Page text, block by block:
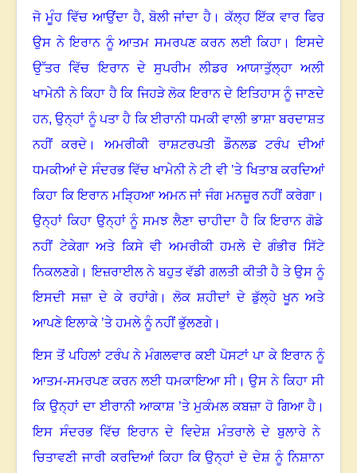
ਜੋ ਮੂੰਹ ਵਿੱਚ ਆਉਂਦਾ ਹੈ, ਬੋਲੀ ਜਾਂਦਾ ਹੈ। ਕੱਲ੍ਹ ਇੱਕ ਵਾਰ ਫਿਰ
ਉਸ ਨੇ ਇਰਾਨ ਨੂੰ ਆਤਮ ਸਮਰਪਣ ਕਰਨ ਲਈ ਕਿਹਾ। ਇਸਦੇ
ਉੱਤਰ ਵਿੱਚ ਇਰਾਨ ਦੇ ਸੁਪਰੀਮ ਲੀਡਰ ਆਯਾਤੁੱਲ੍ਹਾ ਅਲੀ
ਖਾਮੇਨੀ ਨੇ ਕਿਹਾ ਹੈ ਕਿ ਜਿਹੜੇ ਲੋਕ ਇਰਾਨ ਦੇ ਇਤਿਹਾਸ ਨੂੰ ਜਾਣਦੇ
ਹਨ,ਉਨ੍ਹਾਂ ਨੂੰ ਪਤਾ ਹੈ ਕਿ ਈਰਾਨੀ ਧਮਕੀ ਵਾਲੀ ਭਾਸ਼ਾ ਬਰਦਾਸ਼ਤ
ਨਹੀਂ ਕਰਦੇ ।ਅਮਰੀਕੀ ਰਾਸ਼ਟਰਪਤੀ ਡੌਨਲਡ ਟਰੰਪ ਦੀਆਂ
ਧਮਕੀਆਂ ਦੇ ਸੰਦਰਭ ਵਿੱਚ ਖਾਮੇਨੀ ਨੇ ਟੀ ਵੀ ’ਤੇ ਖਿਤਾਬ ਕਰਦਿਆਂ
ਕਿਹਾ ਕਿ ਇਰਾਨ ਮੜ੍ਹਿਆ ਅਮਨ ਜਾਂ ਜੰਗ ਮਨਜ਼ੂਰ ਨਹੀਂ ਕਰੇਗਾ ।
ਉਨ੍ਹਾਂ ਕਿਹਾ ਉਨ੍ਹਾਂ ਨੂੰ ਸਮਝ ਲੈਣਾ ਚਾਹੀਦਾ ਹੈ ਕਿ ਇਰਾਨ ਗੋਡੇ
ਨਹੀਂ ਟੇਕੇਗਾ ਅਤੇ ਕਿਸੇ ਵੀ ਅਮਰੀਕੀ ਹਮਲੇ ਦੇ ਗੰਭੀਰ ਸਿੱਟੇ
ਨਿਕਲਣਗੇ।ਇਜ਼ਰਾਈਲ ਨੇ ਬਹੁਤ ਵੱਡੀ ਗਲਤੀ ਕੀਤੀ ਹੈ ਤੇ ਉਸ ਨੂੰ
ਇਸਦੀ ਸਜ਼ਾ ਦੇ ਕੇ ਰਹਾਂਗੇ।ਲੋਕ ਸ਼ਹੀਦਾਂ ਦੇ ਡੁੱਲ੍ਹੇ ਖੂਨ ਅਤੇ
ਆਪਣੇ ਇਲਾਕੇ ’ਤੇ ਹਮਲੇ ਨੂੰ ਨਹੀਂ ਭੁੱਲਣਗੇ।
ਇਸ ਤੋਂ ਪਹਿਲਾਂ ਟਰੰਪ ਨੇ ਮੰਗਲਵਾਰ ਕਈ ਪੋਸਟਾਂ ਪਾ ਕੇ ਇਰਾਨ ਨੂੰ
ਆਤਮ-ਸਮਰਪਣ ਕਰਨ ਲਈ ਧਮਕਾਇਆ ਸੀ।ਉਸ ਨੇ ਕਿਹਾ ਸੀ
ਕਿ ਉਨ੍ਹਾਂ ਦਾ ਈਰਾਨੀ ਆਕਾਸ਼ ’ਤੇ ਮੁਕੰਮਲ ਕਬਜ਼ਾ ਹੋ ਗਿਆ ਹੈ ।
ਇਸ ਸੰਦਰਭ ਵਿੱਚ ਇਰਾਨ ਦੇ ਵਿਦੇਸ਼ ਮੰਤਰਾਲੇ ਦੇ ਬੁਲਾਰੇ ਨੇ
ਚਿਤਾਵਣੀ ਜਾਰੀ ਕਰਦਿਆਂ ਕਿਹਾ ਕਿ ਉਨ੍ਹਾਂ ਦੇ ਦੇਸ਼ ਨੂੰ ਨਿਸ਼ਾਨਾ